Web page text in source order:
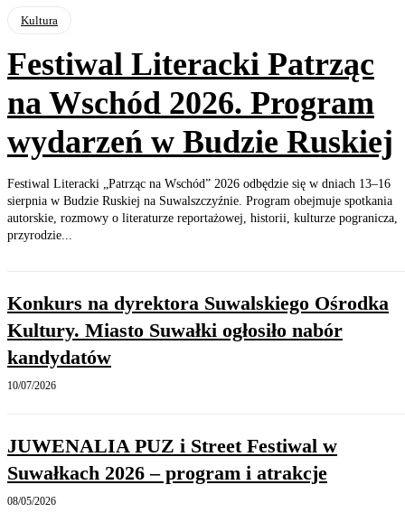
Kultura
Festiwal Literacki Patrząc
na Wschód 2026. Program
wydarzeń w Budzie Ruskiej
Festiwal Literacki „Patrząc na Wschód” 2026 odbędzie się w dniach 13–16
sierpnia w Budzie Ruskiej na Suwalszczyźnie. Program obejmuje spotkania
autorskie, rozmowy o literaturze reportażowej, historii, kulturze pogranicza,
przyrodzie...
Konkurs na dyrektora Suwalskiego Ośrodka
Kultury. Miasto Suwałki ogłosiło nabór
kandydatów
10/07/2026
JUWENALIA PUZ i Street Festiwal w
Suwałkach 2026 – program i atrakcje
08/05/2026